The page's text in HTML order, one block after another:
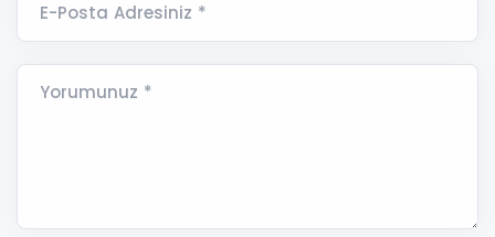
E-Posta Adresiniz *
Yorumunuz *